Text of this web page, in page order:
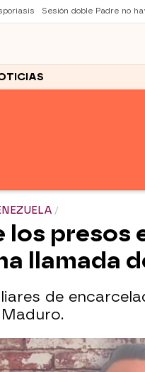
Sesión doble Padre no
los presos
llamada
de
completo, en